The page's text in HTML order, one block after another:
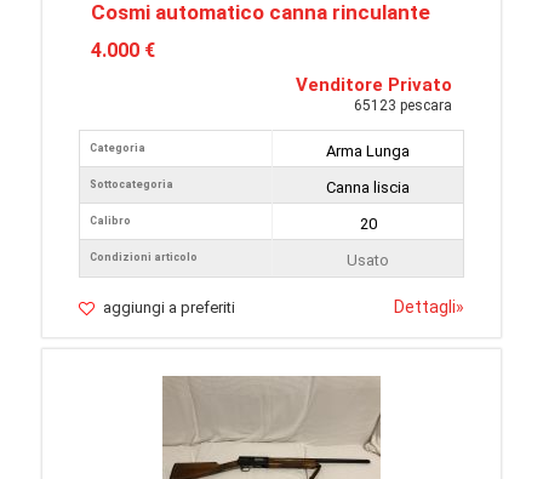
Cosmi automatico canna rinculante
4.000 €
Venditore Privato
65123 pescara
Categoria
Sottocategoria
Calibro
Condizioni articolo
Arma Lunga
Canna liscia
20
Usato
aggiungi a preferiti Dettagli»